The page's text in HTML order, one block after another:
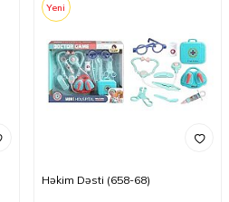
Yeni
Həkim Dəsti (658-68)